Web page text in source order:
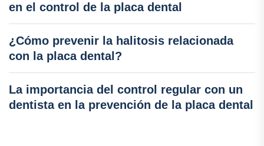
en el control de la placa dental
¿Cómo prevenir la halitosis relacionada
con la placa dental?
La importancia del control regular con un
dentista en la prevención de la placa dental